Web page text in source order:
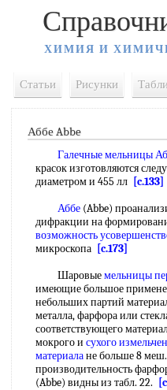
ХИМИЯ И
Статьи Рисунки
Аббе Abbe
Галечные мельницы
красок изготовляются
диаметром и 455 лл [c.133]
Аббе (Abbe)
дифракции на
возможность
микроскопа [c.173]
Шаровыемельницы
имеющие большое
небольших партий
металла, фарфора или
соответствующего
мокрого и сухого
материалане больше 8
производительность
(Abbe) видны из табл. 22.